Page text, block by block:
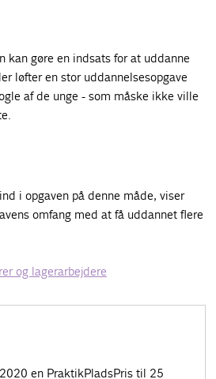
kan gøre en indsats for at uddanne
løfter en stor uddannelsesopgave
af de unge - som måske ikke ville
i opgaven på denne måde, viser
omfang med at få uddannet flere
og lagerarbejdere
en PraktikPladsPris til 25